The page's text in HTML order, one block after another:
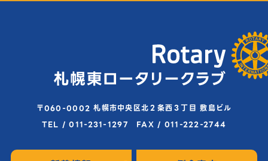
〒060-0002 札幌市中央区北２条西３丁目 敷島ビル
TEL / 011-231-1297 FAX / 011-222-2744